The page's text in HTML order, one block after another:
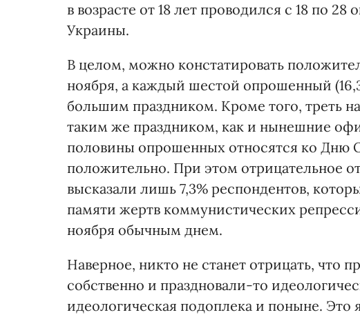
в возрасте от 18 лет проводился с 18 по 28
Украины.
В целом, можно констатировать
ноября, а каждый шестой опрошенный
большим праздником. Кроме того, треть
таким же праздником, как и нынешние
половины опрошенных относятся ко Дню
положительно. При этом отрицательное
высказали лишь 7,3% респондентов,
памяти жертв коммунистических
ноября обычным днем.
Наверное, никто не станет отрицать, что
собственно и праздновали-то
идеологическая подоплека и поныне. Это